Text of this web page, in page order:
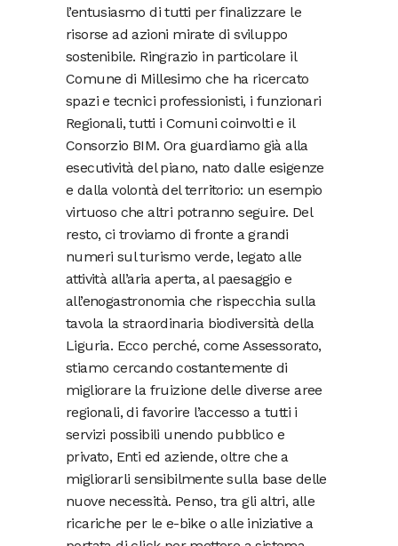
l’entusiasmo di tutti per finalizzare le
risorse ad azioni mirate di sviluppo
sostenibile. Ringrazio in particolare il
Comune di Millesimo che ha ricercato
spazi e tecnici professionisti, i funzionari
Regionali, tutti i Comuni coinvolti e il
Consorzio BIM. Ora guardiamo già alla
esecutività del piano, nato dalle esigenze
e dalla volontà del territorio: un esempio
virtuoso che altri potranno seguire. Del
resto, ci troviamo di fronte a grandi
numeri sul turismo verde, legato alle
attività all’aria aperta, al paesaggio e
all’enogastronomia che rispecchia sulla
tavola la straordinaria biodiversità della
Liguria. Ecco perché, come Assessorato,
stiamo cercando costantemente di
migliorare la fruizione delle diverse aree
regionali, di favorire l’accesso a tutti i
servizi possibili unendo pubblico e
privato, Enti ed aziende, oltre che a
migliorarli sensibilmente sulla base delle
nuove necessità. Penso, tra gli altri, alle
ricariche per le e-bike o alle iniziative a